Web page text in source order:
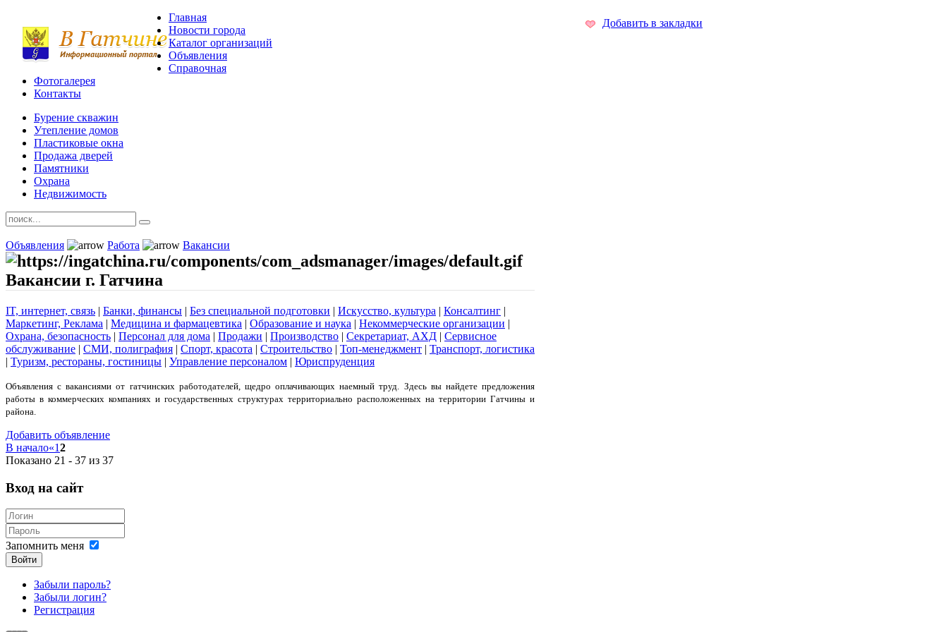
Добавить в закладки
Главная
Новости города
Каталог организаций
Объявления
Справочная
Фотогалерея
Контакты
Бурение скважин
Утепление домов
Пластиковые окна
Продажа дверей
Памятники
Охрана
Недвижимость
Объявления Работа Вакансии
Вакансии г. Гатчина
IT, интернет, связь | Банки, финансы | Без специальной подготовки | Искусство, культура | Консалтинг |
Маркетинг, Реклама | Медицина и фармацевтика | Образование и наука | Некоммерческие организации |
Охрана, безопасность | Персонал для дома | Продажи | Производство | Секретариат, АХД | Сервисное
обслуживание | СМИ, полиграфия | Спорт, красота | Строительство | Топ-менеджмент | Транспорт, логистика
| Туризм, рестораны, гостиницы | Управление персоналом | Юриспруденция
Объявления с вакансиями от гатчинских работодателей, щедро оплачивающих наемный труд. Здесь вы найдете предложения
работы в коммерческих компаниях и государственных структурах территориально расположенных на территории Гатчины и
района.
Добавить объявление
В начало«12
Показано 21 - 37 из 37
Вход на сайт
Запомнить меня
Войти
Забыли пароль?
Забыли логин?
Регистрация